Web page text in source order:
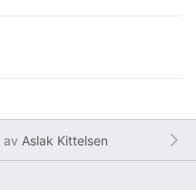
av Aslak Kittelsen